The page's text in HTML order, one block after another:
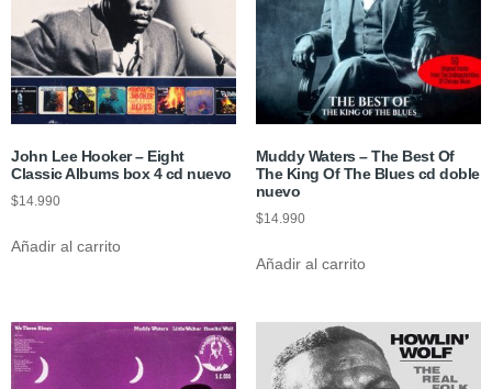
John Lee Hooker – Eight
Classic Albums box 4 cd nuevo
$14.990
Añadir al carrito
Muddy Waters – The Best Of
The King Of The Blues cd doble
nuevo
$14.990
Añadir al carrito